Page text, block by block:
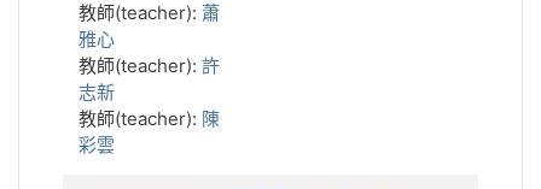
教師(teacher): 蕭
雅心
教師(teacher): 許
志新
教師(teacher): 陳
彩雲